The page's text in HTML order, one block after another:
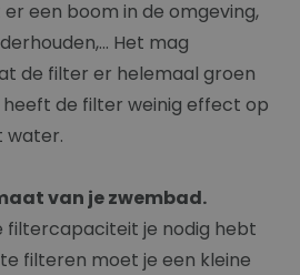
een boom in de omgeving,
Het mag
de filter er helemaal groen
heeft de filter weinig effect op
water.
van je zwembad.
filtercapaciteit je nodig hebt
filteren moet je een kleine